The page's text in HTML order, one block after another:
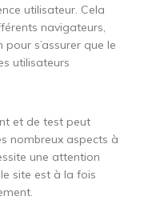
utilisateur. Cela
navigateurs,
s’assurer que le
utilisateurs
et de test peut
nombreux aspects à
une attention
site est à la fois